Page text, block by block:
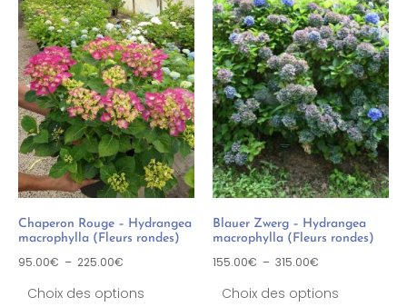
Chaperon Rouge – Hydrangea
macrophylla (Fleurs rondes)
95.00€ – 225.00€
Choix des options
Blauer Zwerg – Hydrangea
macrophylla (Fleurs rondes)
155.00€ – 315.00€
Choix des options